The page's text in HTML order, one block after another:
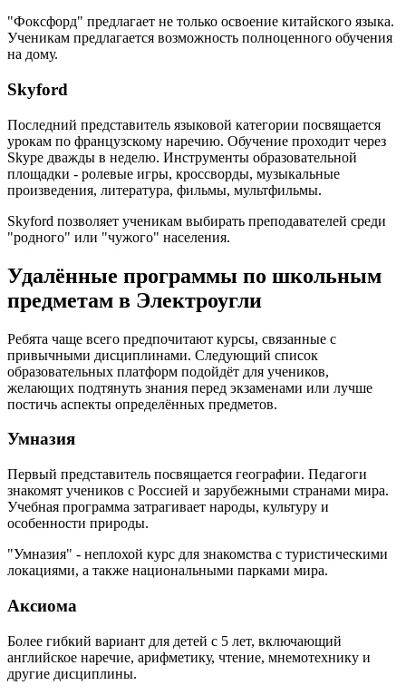
"Фоксфорд" предлагает не только освоение китайского языка.
Ученикам предлагается возможность полноценного обучения
на дому.
Skyford
Последний представитель языковой категории посвящается
урокам по французскому наречию. Обучение проходит через
Skype дважды в неделю. Инструменты образовательной
площадки - ролевые игры, кроссворды, музыкальные
произведения, литература, фильмы, мультфильмы.
Skyford позволяет ученикам выбирать преподавателей среди
"родного" или "чужого" населения.
Удалённые программы по школьным
предметам в Электроугли
Ребята чаще всего предпочитают курсы, связанные с
привычными дисциплинами. Следующий список
образовательных платформ подойдёт для учеников,
желающих подтянуть знания перед экзаменами или лучше
постичь аспекты определённых предметов.
Умназия
Первый представитель посвящается географии. Педагоги
знакомят учеников с Россией и зарубежными странами мира.
Учебная программа затрагивает народы, культуру и
особенности природы.
"Умназия" - неплохой курс для знакомства с туристическими
локациями, а также национальными парками мира.
Аксиома
Более гибкий вариант для детей с 5 лет, включающий
английское наречие, арифметику, чтение, мнемотехнику и
другие дисциплины.